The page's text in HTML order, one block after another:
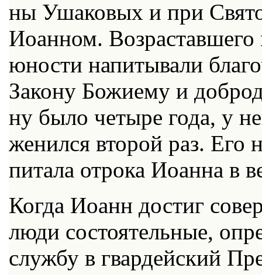
ны Уша­ко­вых и при
Иоан­ном. Воз­рас­тав­ше­го
юно­сти на­пи­ты­ва­ли
За­ко­ну Бо­жи­е­му и
ну бы­ло че­ты­ре го­да, у
же­нил­ся вто­рой раз. Его
пи­та­ла от­ро­ка Иоан­на в
Ко­гда Иоанн до­стиг
лю­ди со­сто­я­тель­ные,
служ­бу в гвар­дей­ский